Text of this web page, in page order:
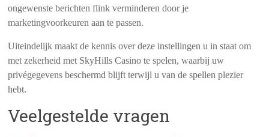
ongewenste berichten flink verminderen door je
marketingvoorkeuren aan te passen.
Uiteindelijk maakt de kennis over deze instellingen u in staat om
met zekerheid met SkyHills Casino te spelen, waarbij uw
privégegevens beschermd blijft terwijl u van de spellen plezier
hebt.
Veelgestelde vragen